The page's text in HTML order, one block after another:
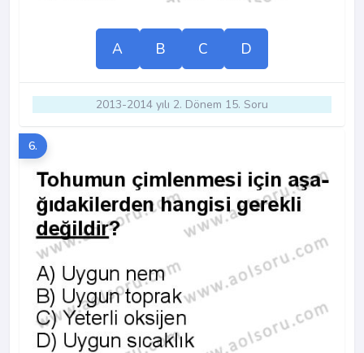
A B C D
2013-2014 yılı 2. Dönem 15. Soru
6.